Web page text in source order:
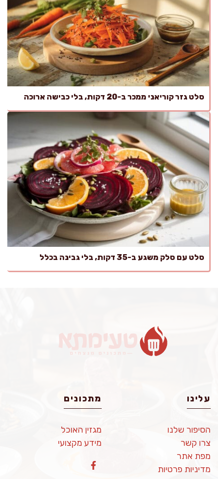
סלט גזר קוריאני ממכר ב-20 דקות, בלי כבישה ארוכה
סלט עם סלק משגע ב-35 דקות, בלי גבינה בכלל
עלינו
הסיפור שלנו
צרו קשר
מפת אתר
מדיניות פרטיות
מתכונים
מגזין האוכל
מידע מקצועי